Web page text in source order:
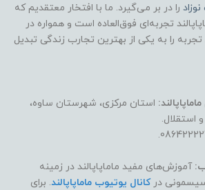
را در بر می‌گیرد. ما با افتخار معتقدیم که
تجربه‌ای فوق‌العاده است و همواره در
را به یکی از بهترین تجارب زندگی تبدیل
استان مرکزی، شهرستان ساوه،
استقلال.
آموزش‌های مفید ماماپاپالند در زمینه
سیسمونی درکانال یوتیوب ماماپاپالند. برای